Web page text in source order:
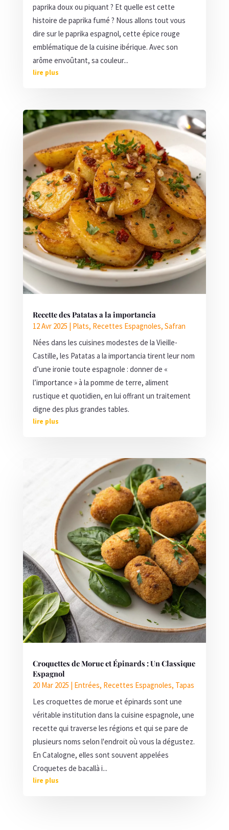
paprika doux ou piquant ? Et quelle est cette
histoire de paprika fumé ? Nous allons tout vous
dire sur le paprika espagnol, cette épice rouge
emblématique de la cuisine ibérique. Avec son
arôme envoûtant, sa couleur...
lire plus
Recette des Patatas a la importancia
12 Avr 2025 | Plats, Recettes Espagnoles, Safran
Nées dans les cuisines modestes de la Vieille-
Castille, les Patatas a la importancia tirent leur nom
d’une ironie toute espagnole : donner de «
l’importance » à la pomme de terre, aliment
rustique et quotidien, en lui offrant un traitement
digne des plus grandes tables.
lire plus
Croquettes de Morue et Épinards : Un Classique
Espagnol
20 Mar 2025 | Entrées, Recettes Espagnoles, Tapas
Les croquettes de morue et épinards sont une
véritable institution dans la cuisine espagnole, une
recette qui traverse les régions et qui se pare de
plusieurs noms selon l'endroit où vous la dégustez.
En Catalogne, elles sont souvent appelées
Croquetes de bacallà i...
lire plus